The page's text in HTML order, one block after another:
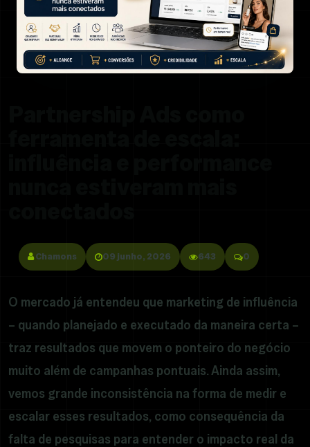
Chamons 09 junho, 2026 643 0
O mercado já entendeu que marketing de influência
– quando planejado e executado da maneira certa –
traz resultados que movem o ponteiro do negócio
muito além de campanhas pontuais. Ainda assim,
vemos grande inconsistência na forma de medir e
escalar esses resultados, como consequência da
falta de pesquisas para entender o impacto real da